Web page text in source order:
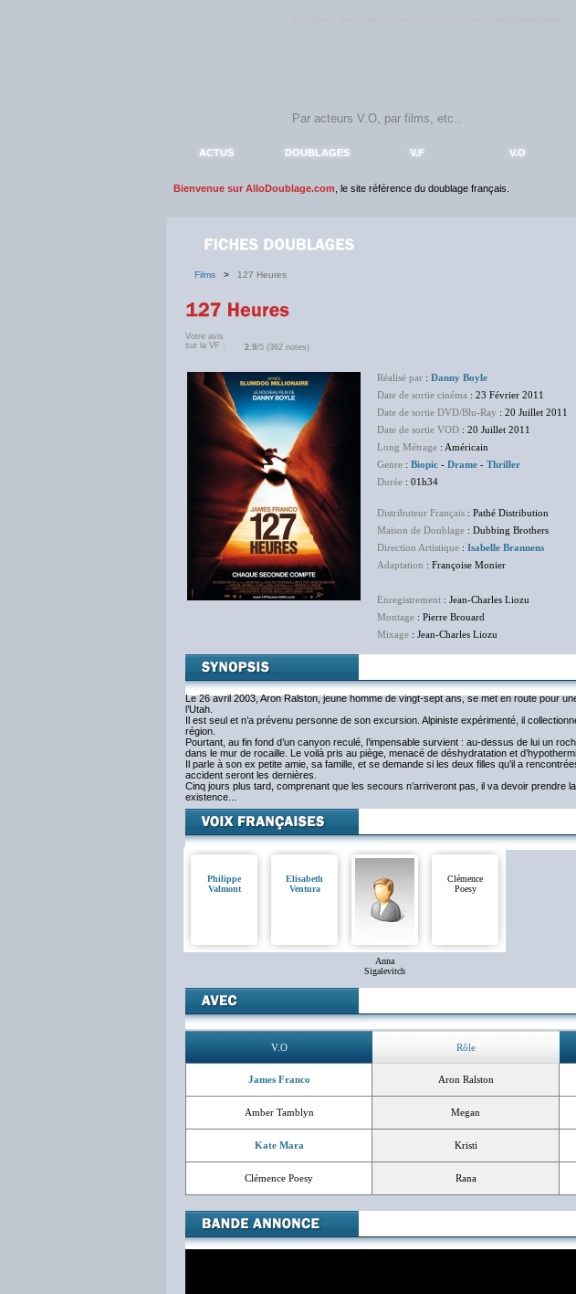
ACTUS DOUBLAGES V.F V.O
Bienvenue sur AlloDoublage.com , le site référence du doublage français.
Films > 127 Heures
Votre avis
sur la VF :
2.9/5 (362 notes)
Réalisé par : Danny Boyle
Date de sortie cinéma : 23 Février 2011
Date de sortie DVD/Blu-Ray : 20 Juillet 2011
Date de sortie VOD : 20 Juillet 2011
Long Métrage : Américain
Genre : Biopic - Drame - Thriller
Durée : 01h34
Distributeur Français : Pathé Distribution
Maison de Doublage : Dubbing Brothers
Direction Artistique : Isabelle Brannens
Adaptation : Françoise Monier
Enregistrement : Jean-Charles Liozu
Montage : Pierre Brouard
Mixage : Jean-Charles Liozu
Le 26 avril 2003, Aron Ralston, jeune homme de vingt-sept ans, se met en route pour
l’Utah.
Il est seul et n’a prévenu personne de son excursion. Alpiniste expérimenté, il
région.
Pourtant, au fin fond d’un canyon reculé, l’impensable survient : au-dessus de lui un
dans le mur de rocaille. Le voilà pris au piège, menacé de déshydratation et
Il parle à son ex petite amie, sa famille, et se demande si les deux filles qu’il a
accident seront les dernières.
Cinq jours plus tard, comprenant que les secours n’arriveront pas, il va devoir prendre
existence...
Philippe
Valmont
Elisabeth
Ventura
Anna
Sigalevitch
Clémence
Poesy
V.O Rôle
James Franco Aron Ralston
Amber Tamblyn Megan
Kate Mara Kristi
Clémence Poesy Rana